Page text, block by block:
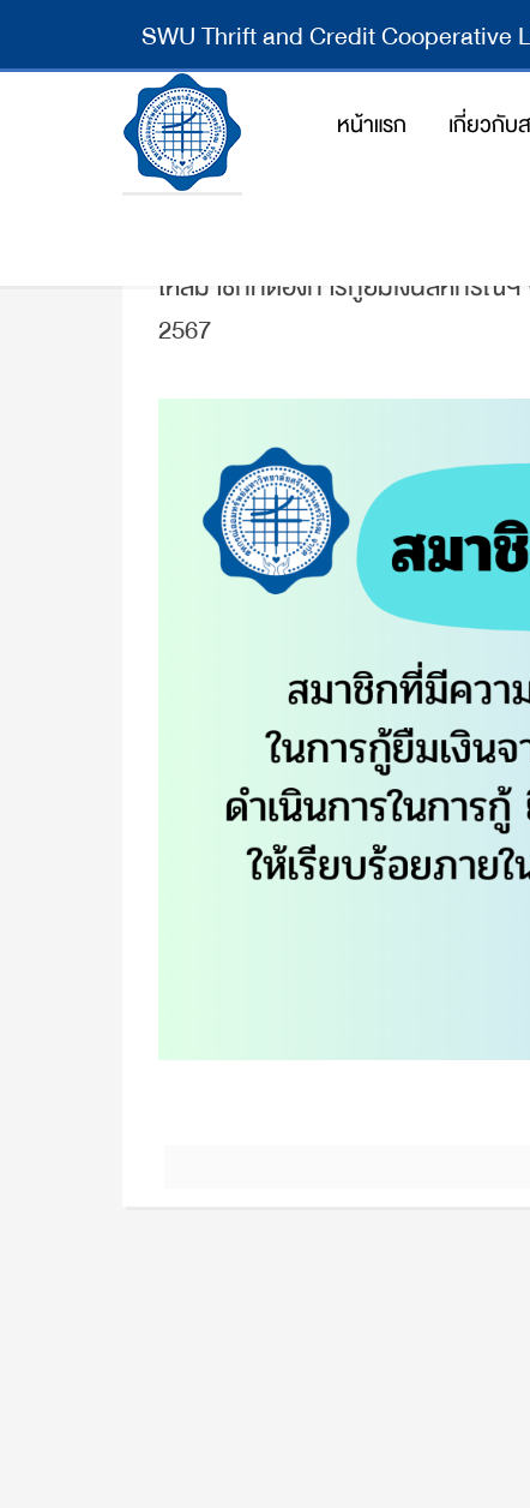
SWU Thrift and Credit Cooperative
หน้าแรก เกี่ยวกั
ให้สมาชิกที่ต้องการกู้ยืมเงินสหกรณ์ฯ
2567